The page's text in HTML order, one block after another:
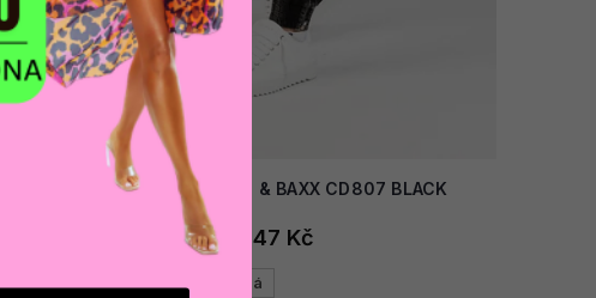
AKCE
Pánské džíny CIPO & BAXX CD807 BLACK
1 847 Kč
Černá